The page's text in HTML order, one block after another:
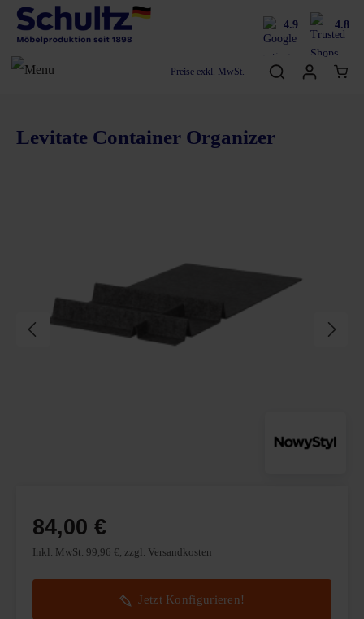
4.9 4.8
Preise exkl. MwSt.
Levitate Container Organizer
84,00 €
Inkl. MwSt. 99,96 €, zzgl. Versandkosten
Jetzt Konfigurieren!